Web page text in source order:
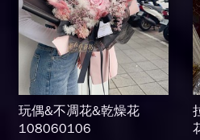
玩偶&不凋花&乾燥花
108060106